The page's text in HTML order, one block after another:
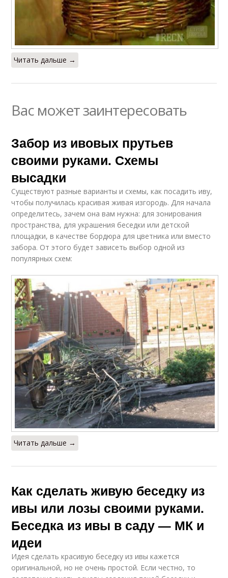
Читать дальше →
Вас может заинтересовать
Забор из ивовых прутьев
своими руками. Схемы
высадки
Существуют разные варианты и схемы, как посадить иву,
чтобы получилась красивая живая изгородь. Для начала
определитесь, зачем она вам нужна: для зонирования
пространства, для украшения беседки или детской
площадки, в качестве бордюра для цветника или вместо
забора. От этого будет зависеть выбор одной из
популярных схем:
Читать дальше →
Как сделать живую беседку из
ивы или лозы своими руками.
Беседка из ивы в саду — МК и
идеи
Идея сделать красивую беседку из ивы кажется
оригинальной, но не очень простой. Если честно, то